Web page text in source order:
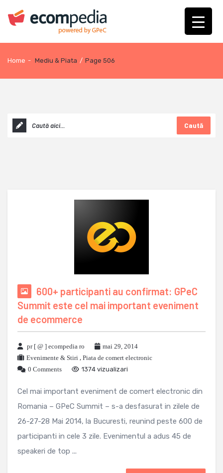
Home - Mediu & Piata / Page 506
Caută
600+ participanti au confirmat: GPeC
Summit este cel mai important eveniment
de ecommerce
pr [ @ ] ecompedia ro
mai 29, 2014
Evenimente & Stiri , Piata de comert electronic
0 Comments
1374 vizualizari
Cel mai important eveniment de comert electronic din
Romania – GPeC Summit – s-a desfasurat in zilele de
26-27-28 Mai 2014, la Bucuresti, reunind peste 600 de
participanti in cele 3 zile. Evenimentul a adus 45 de
speakeri de top ...